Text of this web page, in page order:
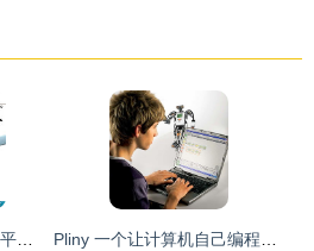
探寻蓝魔音悦汇W19 经典平板的细节美学 Pliny 一个让计算机自己编程的革新项目